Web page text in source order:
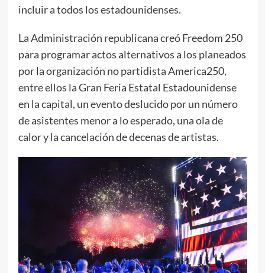
incluir a todos los estadounidenses.
La Administración republicana creó Freedom 250
para programar actos alternativos a los planeados
por la organización no partidista America250,
entre ellos la Gran Feria Estatal Estadounidense
en la capital, un evento deslucido por un número
de asistentes menor a lo esperado, una ola de
calor y la cancelación de decenas de artistas.